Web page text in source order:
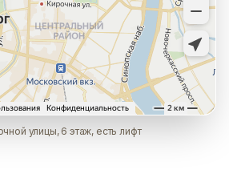
улицы, 6 этаж, есть лифт